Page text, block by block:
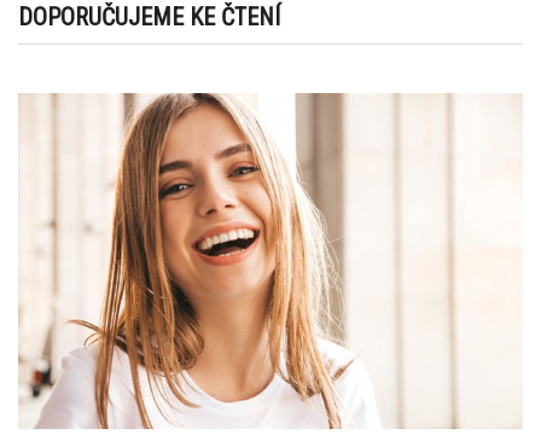
DOPORUČUJEME KE ČTENÍ